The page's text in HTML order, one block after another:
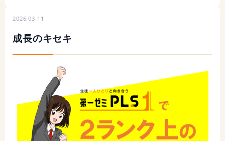
2026.03.11
成長のキセキ